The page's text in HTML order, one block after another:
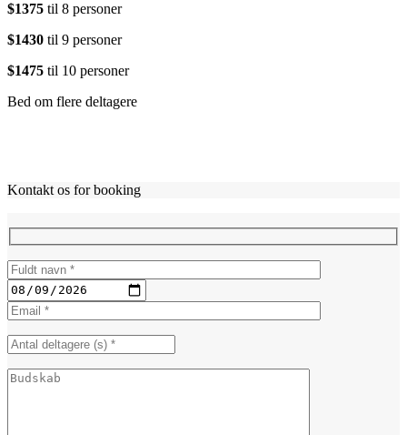
$1375 til 8 personer
$1430 til 9 personer
$1475 til 10 personer
Bed om flere deltagere
Kontakt os for booking